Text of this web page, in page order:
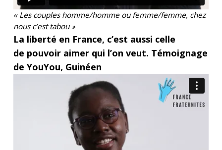
« Les couples homme/homme ou femme/femme, chez
nous c’est tabou »
La liberté en France, c’est aussi celle
de pouvoir aimer qui l’on veut. Témoignage
de YouYou, Guinéen